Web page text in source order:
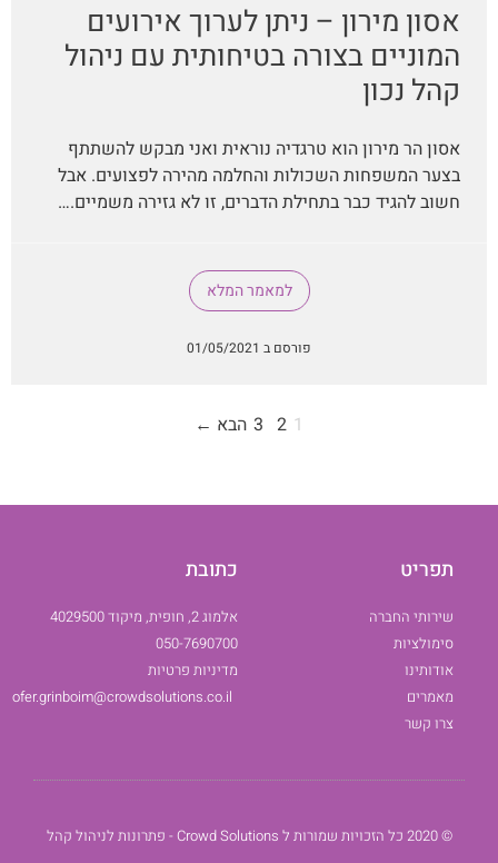
אסון מירון – ניתן לערוך אירועים
המוניים בצורה בטיחותית עם ניהול
קהל נכון
אסון הר מירון הוא טרגדיה נוראית ואני מבקש להשתתף
בצער המשפחות השכולות והחלמה מהירה לפצועים. אבל
חשוב להגיד כבר בתחילת הדברים, זו לא גזירה משמיים.…
למאמר המלא
פורסם ב 01/05/2021
1
2
3 הבא ←
תפריט
שירותי החברה
סימולציות
אודותינו
מאמרים
צרו קשר
כתובת
אלמוג 2, חופית, מיקוד 4029500
050-7690700
מדיניות פרטיות
ofer.grinboim@crowdsolutions.co.il
© 2020 כל הזכויות שמורות ל Crowd Solutions - פתרונות לניהול קהל